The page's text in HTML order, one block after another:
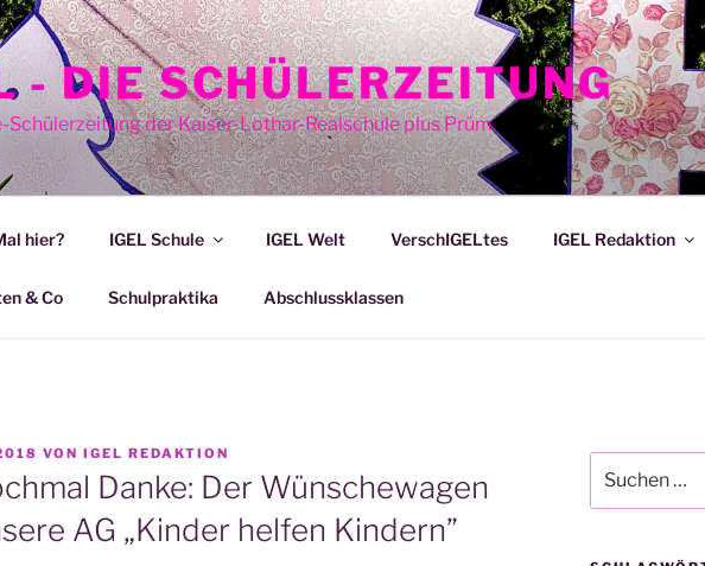
- DIE SCHÜLERZEITUNG
Schülerzeitung der Kaiser-Lothar-Realschule plus Prüm
hier? IGEL Schule IGEL Welt VerschIGELtes IGEL Redaktion
& Co Schulpraktika Abschlussklassen
VON IGEL REDAKTION
Danke: Der Wünschewagen
AG „Kinder helfen Kindern”
nach: